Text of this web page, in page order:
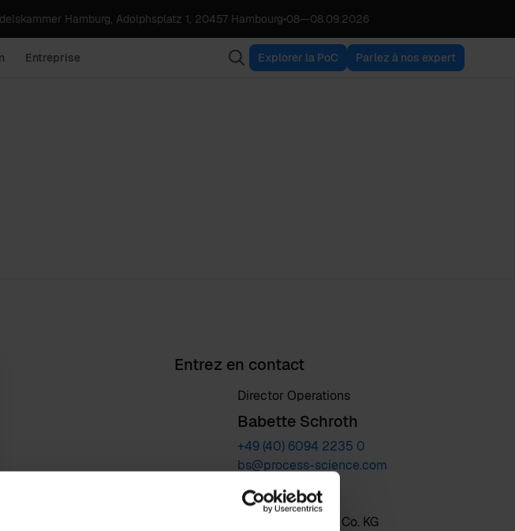
Hamburg, Adolphsplatz 1, 20457 Hambourg•08—08.09.2026
Entreprise Explorer la PoC Parlez à nos expert
Entrez en contact
Director Operations
Babette Schroth
+49 (40) 6094 2235 0
bs@process-science.com
Contacter
Process.Science GmbH & Co. KG